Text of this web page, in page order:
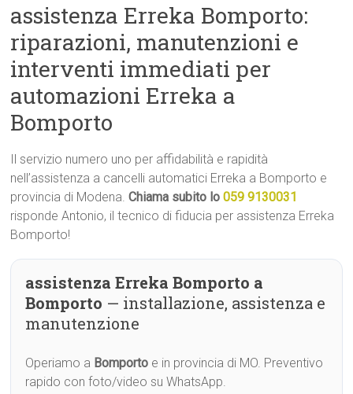
assistenza Erreka Bomporto:
riparazioni, manutenzioni e
interventi immediati per
automazioni Erreka a
Bomporto
Il servizio numero uno per affidabilità e rapidità
nell’assistenza a cancelli automatici Erreka a Bomporto e
provincia di Modena.Chiama subito lo059 9130031
risponde Antonio, il tecnico di fiducia per assistenza Erreka
Bomporto!
assistenza Erreka Bomporto a
Bomporto — installazione, assistenza e
manutenzione
Operiamo a Bomporto e in provincia di MO. Preventivo
rapido con foto/video su WhatsApp.